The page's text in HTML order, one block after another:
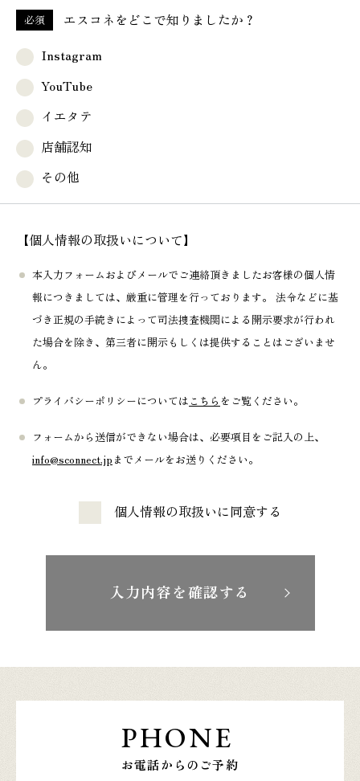
必須 エスコネを どこで知りましたか？
Instagram
YouTube
イエタテ
店舗認知
その他
【個人情報の取扱いについて】
本入力フォームおよびメールでご連絡頂きましたお客様の個人情
報につきましては、厳重に管理を行っております。 法令などに基
づき正規の手続きによって司法捜査機関による開示要求が行われ
た場合を除き、第三者に開示もしくは提供することはございませ
ん。
プライバシーポリシーについては こちら をご覧ください。
フォームから送信ができない場合は、必要項目をご記入の上、
info@sconnect.jp までメールをお送りください。
個人情報の取扱いに同意する
入力内容を確認する
PHONE
お電話からのご予約